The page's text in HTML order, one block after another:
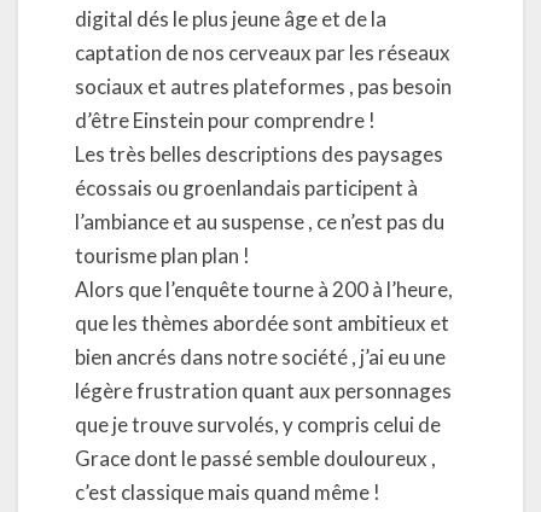
digital dés le plus jeune âge et de la
captation de nos cerveaux par les réseaux
sociaux et autres plateformes , pas besoin
d’être Einstein pour comprendre !
Les très belles descriptions des paysages
écossais ou groenlandais participent à
l’ambiance et au suspense , ce n’est pas du
tourisme plan plan !
Alors que l’enquête tourne à 200 à l’heure,
que les thèmes abordée sont ambitieux et
bien ancrés dans notre société , j’ai eu une
légère frustration quant aux personnages
que je trouve survolés, y compris celui de
Grace dont le passé semble douloureux ,
c’est classique mais quand même !